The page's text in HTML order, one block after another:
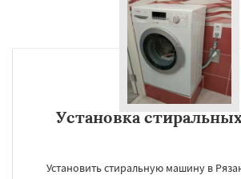
Установка
Установить стиральную машину в
Даю согласие на обработку